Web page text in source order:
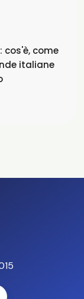
cos'è, come
italiane